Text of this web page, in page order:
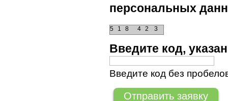
персональных
4
5 1 8 3
2
Введите код,
Введите код без